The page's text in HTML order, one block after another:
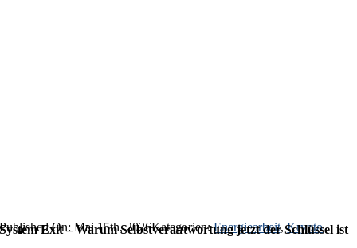
Published On: Mai 15th, 2026Kategorien:Energiearbeit,Krypto
System Exit – Warum Selbstverantwortung jetzt der Schlüssel ist